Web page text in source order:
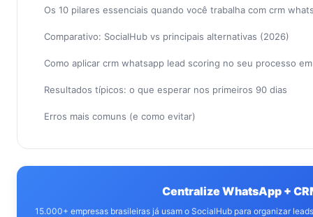
Os 10 pilares essenciais quando você trabalha com crm
Comparativo: SocialHub vs principais alternativas (2026)
Como aplicar crm whatsapp lead scoring no seu processo
Resultados típicos: o que esperar nos primeiros 90 dias
Erros mais comuns (e como evitar)
Centralize WhatsApp +
15.000+ empresas brasileiras já usam o SocialHub para organizar